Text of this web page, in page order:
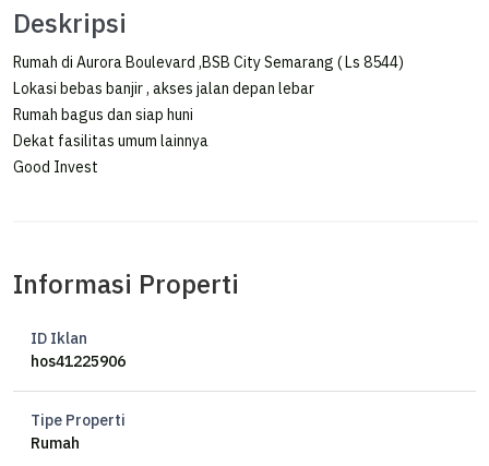
Deskripsi
Rumah di Aurora Boulevard ,BSB City Semarang ( Ls 8544)
Lokasi bebas banjir , akses jalan depan lebar
Rumah bagus dan siap huni
Dekat fasilitas umum lainnya
Good Invest
Informasi Properti
ID Iklan
hos41225906
Tipe Properti
Rumah